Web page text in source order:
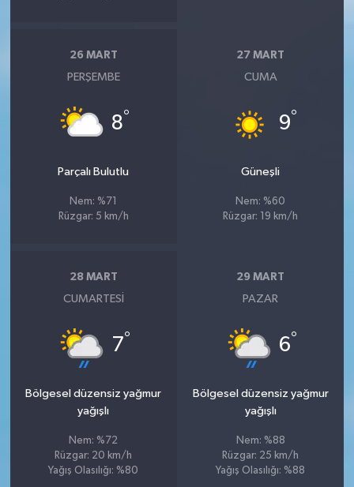
26 MART
PERŞEMBE
8°
Parçalı Bulutlu
Nem: %71
Rüzgar: 5 km/h
27 MART
CUMA
9°
Güneşli
Nem: %60
Rüzgar: 19 km/h
28 MART
CUMARTESI
7°
Bölgesel düzensiz yağmur
yağışlı
Nem: %72
Rüzgar: 20 km/h
Yağış Olasılığı: %80
29 MART
PAZAR
6°
Bölgesel düzensiz yağmur
yağışlı
Nem: %88
Rüzgar: 25 km/h
Yağış Olasılığı: %88